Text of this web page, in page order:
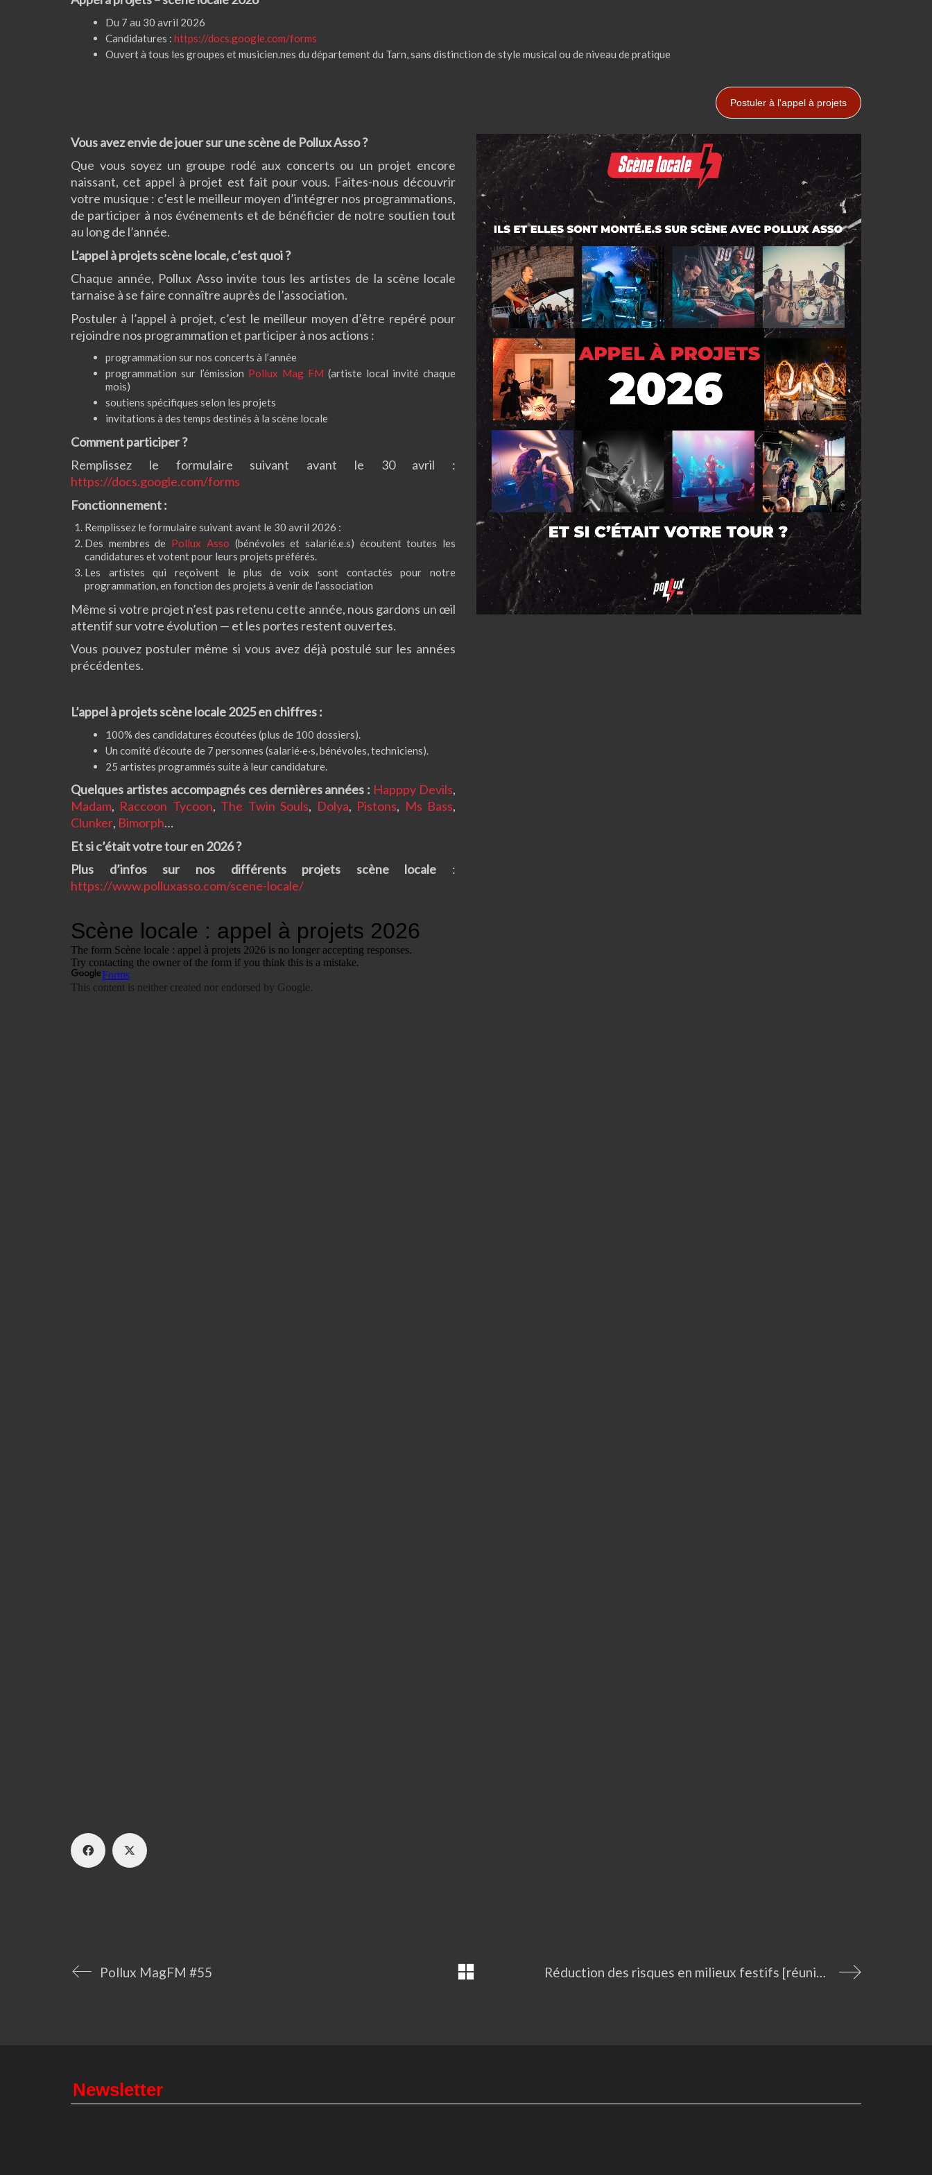
Du 7 au 30 avril 2026
Candidatures : https://docs.google.com/forms
Ouvert à tous les groupes et musicien.nes du département du Tarn, sans distinction de style musical ou de niveau de pratique
Postuler à l'appel à projets
Vous avez envie de jouer sur une scène de Pollux Asso ?
Que vous soyez un groupe rodé aux concerts ou un projet encore
naissant, cet appel à projet est fait pour vous. Faites-nous découvrir
votre musique : c’est le meilleur moyen d’intégrer nos programmations,
de participer à nos événements et de bénéficier de notre soutien tout
au long de l’année.
L’appel à projets scène locale, c’est quoi ?
Chaque année, Pollux Asso invite tous les artistes de la scène locale
tarnaise à se faire connaître auprès de l’association.
Postuler à l’appel à projet, c’est le meilleur moyen d’être repéré pour
rejoindre nos programmation et participer à nos actions :
programmation sur nos concerts à l’année
programmation sur l’émission Pollux Mag FM (artiste local invité chaque
mois)
soutiens spécifiques selon les projets
invitations à des temps destinés à la scène locale
Comment participer ?
Remplissez le formulaire suivant avant le 30 avril :
https://docs.google.com/forms
Fonctionnement :
Remplissez le formulaire suivant avant le 30 avril 2026 :
Des membres de Pollux Asso (bénévoles et salarié.e.s) écoutent toutes les
candidatures et votent pour leurs projets préférés.
Les artistes qui reçoivent le plus de voix sont contactés pour notre
programmation, en fonction des projets à venir de l’association
Même si votre projet n’est pas retenu cette année, nous gardons un œil
attentif sur votre évolution — et les portes restent ouvertes.
Vous pouvez postuler même si vous avez déjà postulé sur les années
précédentes.
L’appel à projets scène locale 2025 en chiffres :
100% des candidatures écoutées (plus de 100 dossiers).
Un comité d’écoute de 7 personnes (salarié·e·s, bénévoles, techniciens).
25 artistes programmés suite à leur candidature.
Quelques artistes accompagnés ces dernières années : Happpy Devils,
Madam, Raccoon Tycoon, The Twin Souls, Dolya, Pistons, Ms Bass,
Clunker, Bimorph…
Et si c’était votre tour en 2026 ?
Plus d’infos sur nos différents projets scène locale :
https://www.polluxasso.com/scene-locale/
Pollux MagFM #55
Newsletter